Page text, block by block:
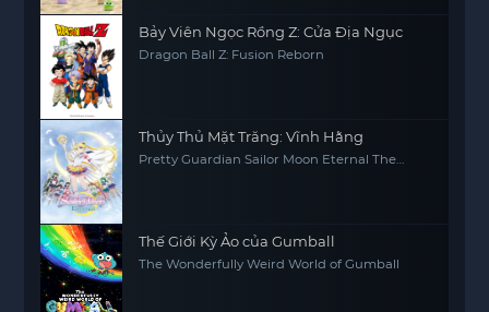
Bảy Viên Ngọc Rồng Z: Cửa Địa Ngục
Dragon Ball Z: Fusion Reborn
Thủy Thủ Mặt Trăng: Vĩnh Hằng
Pretty Guardian Sailor Moon Eternal The
Thế Giới Kỳ Ảo của Gumball
The Wonderfully Weird World of Gumball